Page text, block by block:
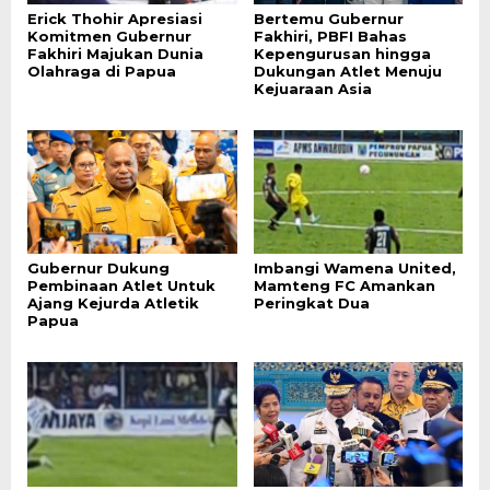
Erick Thohir Apresiasi
Komitmen Gubernur
Fakhiri Majukan Dunia
Olahraga di Papua
Bertemu Gubernur
Fakhiri, PBFI Bahas
Kepengurusan hingga
Dukungan Atlet Menuju
Kejuaraan Asia
Gubernur Dukung
Pembinaan Atlet Untuk
Ajang Kejurda Atletik
Papua
Imbangi Wamena United,
Mamteng FC Amankan
Peringkat Dua